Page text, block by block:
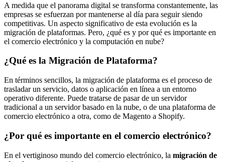
A medida que el panorama digital se transforma constantemente, las
empresas se esfuerzan por mantenerse al día para seguir siendo
competitivas. Un aspecto significativo de esta evolución es la
migración de plataformas. Pero, ¿qué es y por qué es importante en
el comercio electrónico y la computación en nube?
¿Qué es la Migración de Plataforma?
En términos sencillos, la migración de plataforma es el proceso de
trasladar un servicio, datos o aplicación en línea a un entorno
operativo diferente. Puede tratarse de pasar de un servidor
tradicional a un servidor basado en la nube, o de una plataforma de
comercio electrónico a otra, como de Magento a Shopify.
¿Por qué es importante en el comercio electrónico?
En el vertiginoso mundo del comercio electrónico, la migración de